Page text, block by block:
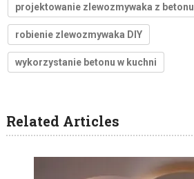
projektowanie zlewozmywaka z betonu
robienie zlewozmywaka DIY
wykorzystanie betonu w kuchni
Related Articles